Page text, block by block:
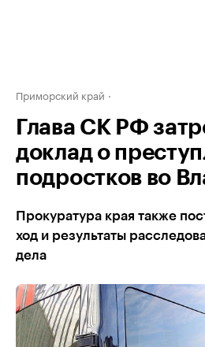
Приморский край
Глава СК РФ
доклад о
подростков во
Прокуратура края также
ход и результаты
дела